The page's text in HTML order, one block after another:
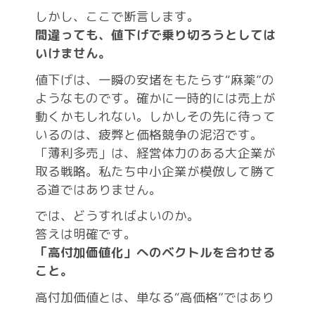
しかし、ここで断言します。
間違っても、値下げで乗り切ろうとしては
いけません。
値下げは、一瞬の安堵をもたらす“麻薬”の
ようなものです。確かに一時的には売上が
動くかもしれない。しかしその先に待って
いるのは、疲弊と価格競争の泥沼です。
「薄利多売」は、経営体力のある大企業が
取る戦略。私たち中小企業が模倣して勝て
る道ではありません。
では、どうすればよいのか。
答えは明確です。
「高付加価値化」へのベクトルを合わせる
こと。
高付加価値とは、単なる“高価格”ではあり